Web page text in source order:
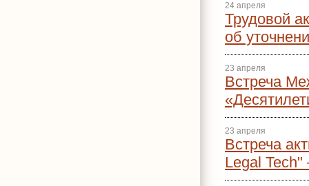
24 апреля
Трудовой
об
23 апреля
Встреча
23 апреля
Встреча
Legal